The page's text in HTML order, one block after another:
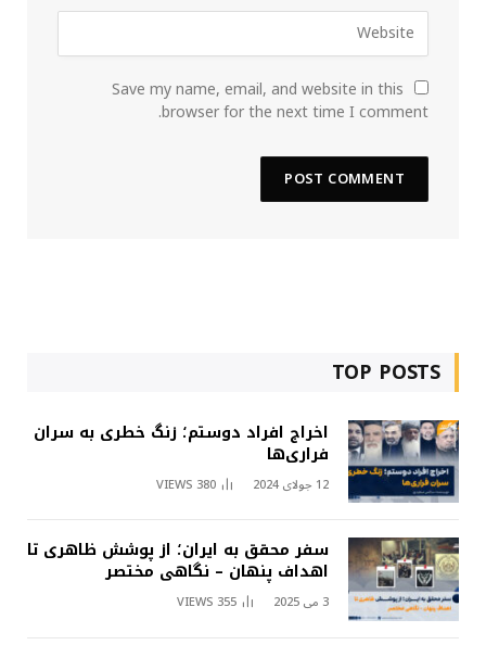
Save my name, email, and website in this
browser for the next time I comment.
TOP POSTS
اخراج افراد دوستم؛ زنگ خطری به سران
فراری‌ها
12 جولای 2024 380
VIEWS
سفر محقق به ایران؛ از پوشش ظاهری تا
اهداف پنهان – نگاهی مختصر
3 می 2025 355
VIEWS